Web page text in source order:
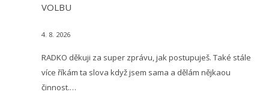
VOLBU
4. 8. 2026
RADKO děkuji za super zprávu, jak postupuješ. Také stále
více říkám ta slova když jsem sama a dělám nějkaou
činnost.…